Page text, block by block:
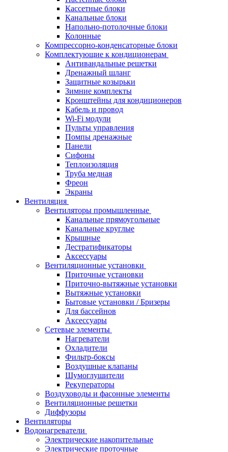
Кассетные блоки
Канальные блоки
Напольно-потолочные блоки
Колонные
Компрессорно-конденсаторные блоки
Комплектующие к кондиционерам
Антивандальные решетки
Дренажный шланг
Защитные козырьки
Зимние комплекты
Кронштейны для кондиционеров
Кабель и провод
Wi-Fi модули
Пульты управления
Помпы дренажные
Панели
Сифоны
Теплоизоляция
Труба медная
Фреон
Экраны
Вентиляция
Вентиляторы промышленные
Канальные прямоугольные
Канальные круглые
Крышные
Дестратификаторы
Аксессуары
Вентиляционные установки
Приточные установки
Приточно-вытяжные установки
Вытяжные установки
Бытовые установки / Бризеры
Для бассейнов
Аксессуары
Сетевые элементы
Нагреватели
Охладители
Фильтр-боксы
Воздушные клапаны
Шумоглушители
Рекуператоры
Воздуховоды и фасонные элементы
Вентиляционные решетки
Диффузоры
Вентиляторы
Водонагреватели
Электрические накопительные
Электрические проточные